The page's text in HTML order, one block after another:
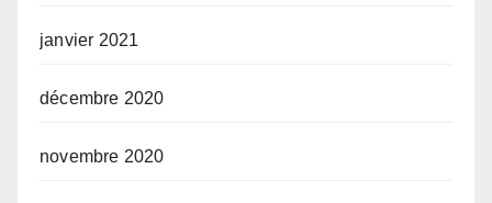
janvier 2021
décembre 2020
novembre 2020